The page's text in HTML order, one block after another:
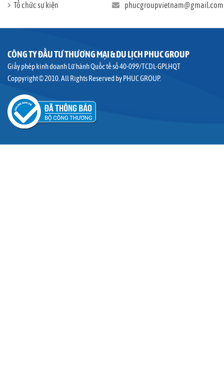
Tổ chức sự kiện
phucgroupvietnam@gmail.com
CÔNG TY ĐẦU TƯ THƯƠNG MẠI & DU LỊCH PHUC GROUP
Giấy phép kinh doanh Lữ hành Quốc tế số 40-099/TCDL-GPLHQT
Coppyright © 2010. All Rights Reserved by PHUC GROUP.